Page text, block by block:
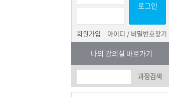
로그인
회원가입 아이디 / 비밀번호찾기
나의 강의실 바로가기
과정검색